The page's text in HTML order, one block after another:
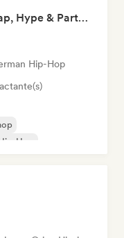
Hip Hop Hooray 💥 Trap, Hype & Party Rap Bangers
Hip-Hop
Hop